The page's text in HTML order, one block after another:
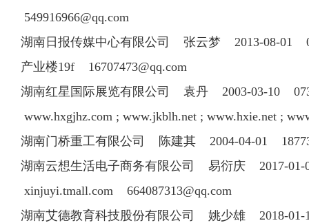
549916966@qq.com
湖南日报传媒中心有限公司 张云梦 2013-08-01
产业楼19f 16707473@qq.com
湖南红星国际展览有限公司 袁丹 2003-03-10
www.hxgjhz.com ; www.jkblh.net ; www.hxie.net ;
湖南门桥重工有限公司 陈建其 2004-04-01
湖南云想生活电子商务有限公司 易衍庆 2017-01-
xinjuyi.tmall.com 664087313@qq.com
湖南艾德教育科技股份有限公司 姚少雄 2018-